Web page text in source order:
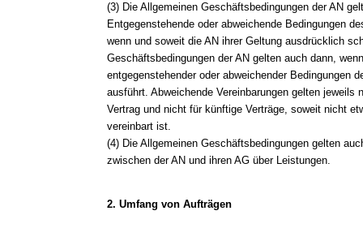
(3) Die Allgemeinen Geschäftsbedingungen der AN
Entgegenstehende oder abweichende Bedingungen
wenn und soweit die AN ihrer Geltung ausdrücklich
Geschäftsbedingungen der AN gelten auch dann,
entgegenstehender oder abweichender Bedingungen
ausführt. Abweichende Vereinbarungen gelten jeweils
Vertrag und nicht für künftige Verträge, soweit nicht
vereinbart ist.
(4) Die Allgemeinen Geschäftsbedingungen gelten
zwischen der AN und ihren AG über Leistungen.
2. Umfang von Aufträgen